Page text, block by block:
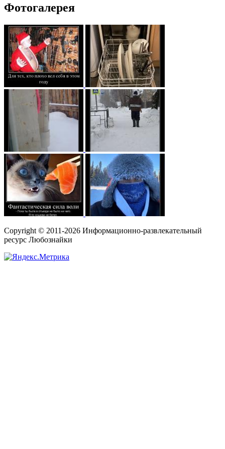
Фотогалерея
Copyright © 2011-2026 Информационно-развлекательный
ресурс Любознайки